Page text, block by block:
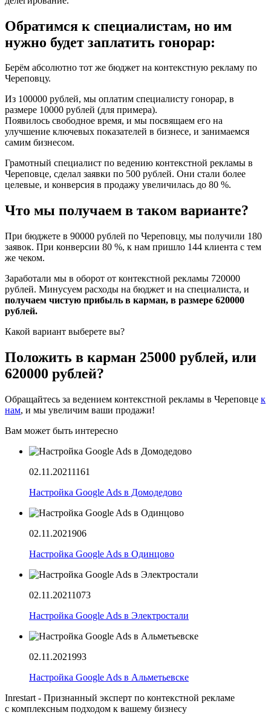
Обратимся к специалистам, но им
нужно будет заплатить гонорар:
Берём абсолютно тот же бюджет на контекстную рекламу по
Череповцу.
Из 100000 рублей, мы оплатим специалисту гонорар, в
размере 10000 рублей (для примера).
Появилось свободное время, и мы посвящаем его на
улучшение ключевых показателей в бизнесе, и занимаемся
самим бизнесом.
Грамотный специалист по ведению контекстной рекламы в
Череповце, сделал заявки по 500 рублей. Они стали более
целевые, и конверсия в продажу увеличилась до 80 %.
Что мы получаем в таком варианте?
При бюджете в 90000 рублей по Череповцу, мы получили 180
заявок. При конверсии 80 %, к нам пришло 144 клиента с тем
же чеком.
Заработали мы в оборот от контекстной рекламы 720000
рублей. Минусуем расходы на бюджет и на специалиста, и
получаем чистую прибыль в карман, в размере 620000
рублей.
Какой вариант выберете вы?
Положить в карман 25000 рублей, или
620000 рублей?
Обращайтесь за ведением контекстной рекламы в Череповце к
нам, и мы увеличим ваши продажи!
Вам может быть интересно
02.11.20211161
Настройка Google Ads в Домодедово
02.11.2021906
Настройка Google Ads в Одинцово
02.11.20211073
Настройка Google Ads в Электростали
02.11.2021993
Настройка Google Ads в Альметьевске
Inrestart - Признанный эксперт по контекстной рекламе
с комплексным подходом к вашему бизнесу